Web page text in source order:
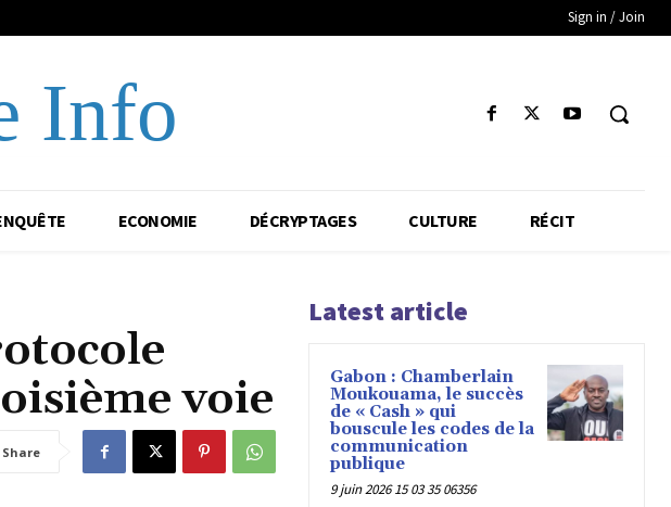
Sign in / Join
Info
ECONOMIE DÉCRYPTAGES CULTURE RÉCIT
voie
Share
Latest article
Gabon : Chamberlain
Moukouama, le succès
de « Cash » qui
bouscule les codes de la
communication
publique
9 juin 2026 15 03 35 06356